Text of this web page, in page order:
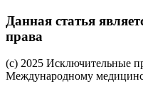
Данная статья
права
(c) 2025 Исключительные
Международному